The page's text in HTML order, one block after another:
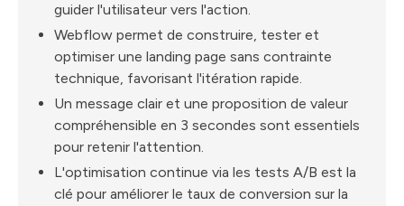
guider l'utilisateur vers l'action.
Webflow permet de construire, tester et
optimiser une landing page sans contrainte
technique, favorisant l'itération rapide.
Un message clair et une proposition de valeur
compréhensible en 3 secondes sont essentiels
pour retenir l'attention.
L'optimisation continue via les tests A/B est la
clé pour améliorer le taux de conversion sur la